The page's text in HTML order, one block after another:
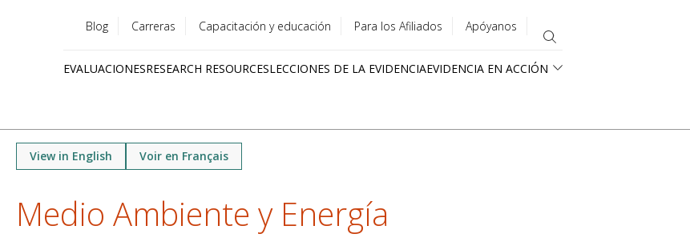
menu
Blog Carreras Capacitación y educación Para los Afiliados Apóyanos
EVALUACIONESRESEARCH RESOURCESLECCIONES DE LA EVIDENCIAEVIDENCIA EN ACCIÓN
View in English Voir en Français
Medio Ambiente y Energía